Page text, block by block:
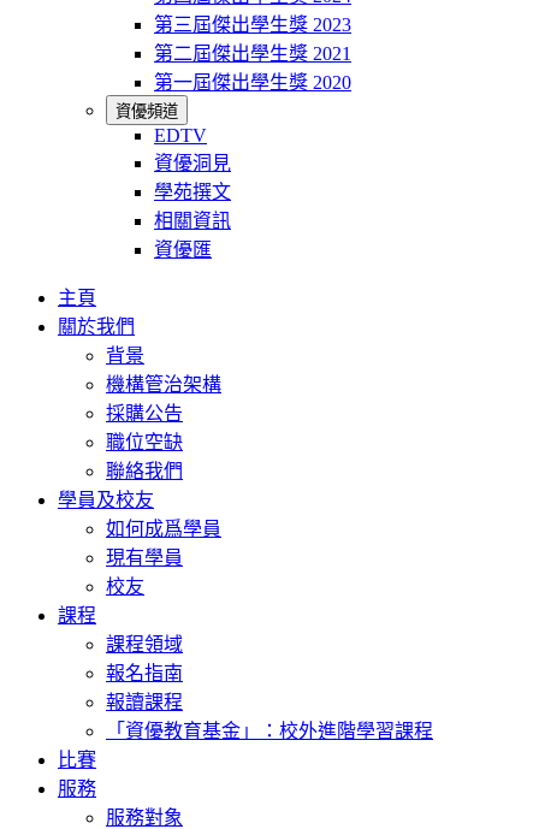
第三屆傑出學生獎 2023
第二屆傑出學生獎 2021
第一屆傑出學生獎 2020
資優頻道
EDTV
資優洞見
學苑撰文
相關資訊
資優匯
主頁
關於我們
背景
機構管治架構
採購公告
職位空缺
聯絡我們
學員及校友
如何成爲學員
現有學員
校友
課程
課程領域
報名指南
報讀課程
「資優教育基金」：校外進階學習課程
比賽
服務
服務對象